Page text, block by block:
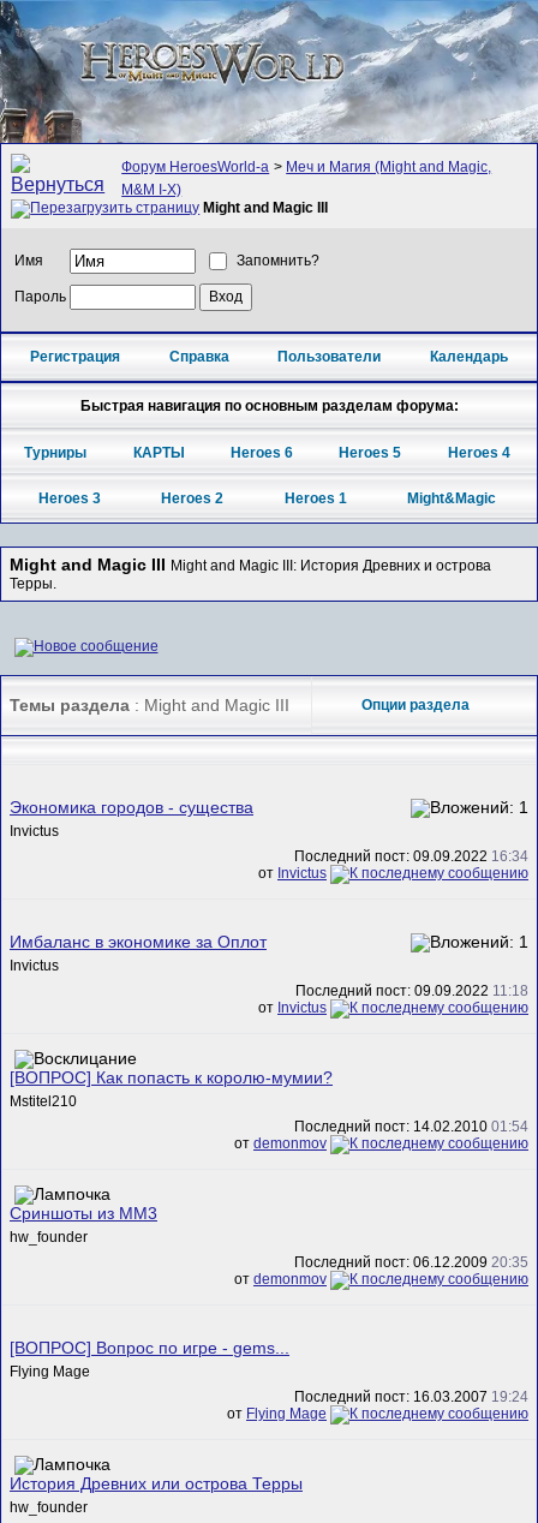
Форум HeroesWorld-а > Меч и Магия (Might and Magic,
M&M I-X)
Might and Magic III
Имя Запомнить?
Пароль
Регистрация Справка Пользователи Календарь
Быстрая навигация по основным разделам форума:
Турниры КАРТЫ Heroes 6 Heroes 5 Heroes 4
Heroes 3 Heroes 2 Heroes 1 Might&Magic
Might and Magic III Might and Magic III: История Древних и острова
Терры.
Темы раздела : Might and Magic III Опции раздела
Экономика городов - существа
Invictus
Последний пост: 09.09.2022 16:34
от Invictus
Имбаланс в экономике за Оплот
Invictus
Последний пост: 09.09.2022 11:18
от Invictus
[ВОПРОС] Как попасть к королю-мумии?
Mstitel210
Последний пост: 14.02.2010 01:54
от demonmov
Сриншоты из MM3
hw_founder
Последний пост: 06.12.2009 20:35
от demonmov
[ВОПРОС] Вопрос по игре - gems...
Flying Mage
Последний пост: 16.03.2007 19:24
от Flying Mage
История Древних или острова Терры
hw_founder